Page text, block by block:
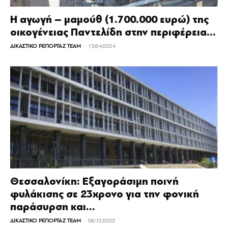
Η αγωγή – μαμούθ (1.700.000 ευρώ) της
οικογένειας Παντελίδη στην περιφέρεια...
ΔΙΚΑΣΤΙΚΟ ΡΕΠΟΡΤΑΖ TEAM - 15/04/2024
Θεσσαλονίκη: Εξαγοράσιμη ποινή
φυλάκισης σε 23χρονο για την φονική
παράσυρση και...
ΔΙΚΑΣΤΙΚΟ ΡΕΠΟΡΤΑΖ TEAM - 08/12/2022